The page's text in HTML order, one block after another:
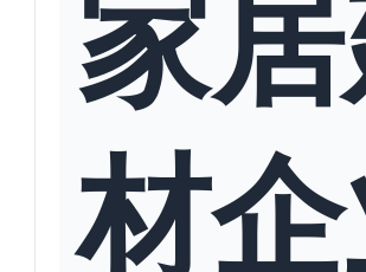
材